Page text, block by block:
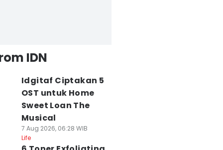
IDN
Idgitaf Ciptakan 5
OST untuk Home
Sweet Loan The
Musical
7 Aug 2026, 06:28 WIB
Life